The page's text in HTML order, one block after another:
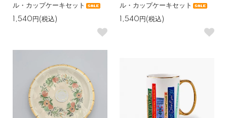
ル・カップケーキセット
1,540円(税込)
ル・カップケーキセット
1,540円(税込)